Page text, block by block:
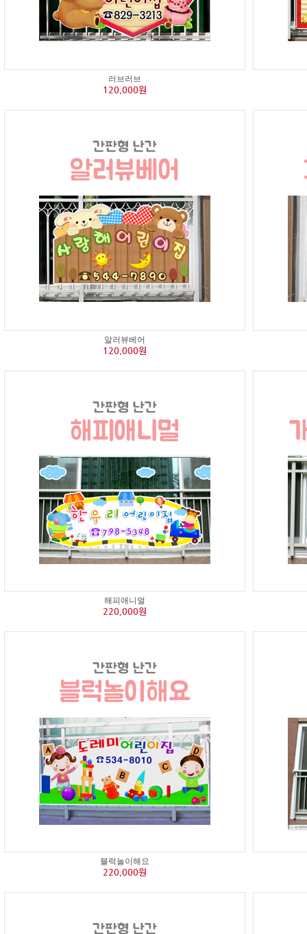
러브러브
120,000원
알러뷰베어
120,000원
해피애니멀
220,000원
블럭놀이해요
220,000원